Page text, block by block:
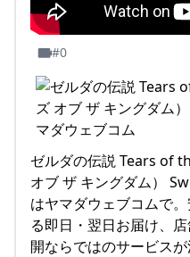
#0
ゼルダの伝説 Tears of
オブ ザ キングダム）
はヤマダウェブコムで
る即日・翌日お届け、
開ならではのサービスが